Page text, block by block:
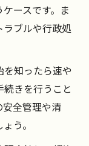
ースです。ま
ブルや行政処
を知ったら速や
きを行うこと
全管理や清
う。